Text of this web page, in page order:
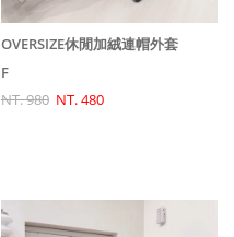
OVERSIZE休閒加絨連帽外套
F
NT. 980 NT. 480